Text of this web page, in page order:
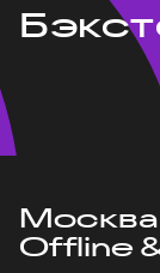
Москва
Offline